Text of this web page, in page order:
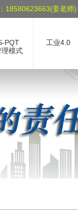
18580623663(姜老师
PQT
理模式
工业4.0